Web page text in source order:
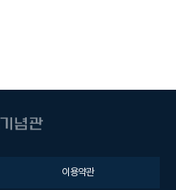
이용약관